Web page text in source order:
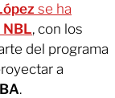
se ha
NBL, con los
del programa
a
.